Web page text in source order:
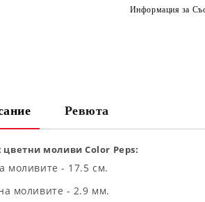
Информация за
Ревюта
цветни моливи Color Peps:
моливите - 17.5 см.
моливите - 2.9 мм.